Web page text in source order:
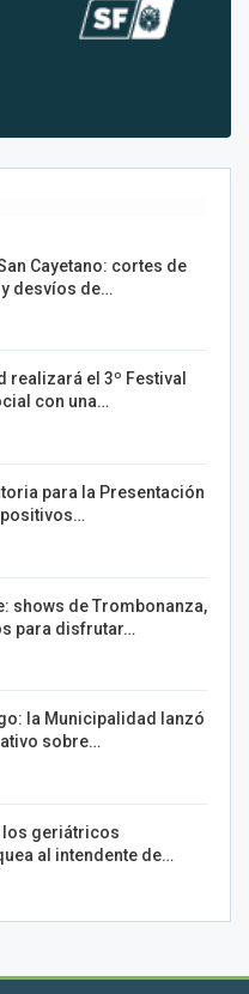
Cayetano: cortes de
desvíos de…
realizará el 3º Festival
con una…
para la Presentación
shows de Trombonanza,
para disfrutar…
la Municipalidad lanzó
sobre…
los geriátricos
al intendente de…